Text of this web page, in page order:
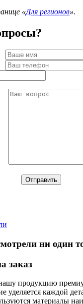
«Для регионов».
ни один
заказ
продукцию
уделяется каждой
материалы